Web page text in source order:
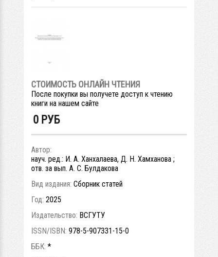
СТОИМОСТЬ ОНЛАЙН ЧТЕНИЯ
После покупки вы получете доступ к чтению
книги на нашем сайте
0 РУБ
Автор:
науч. ред.: И. А. Ханхалаева, Д. Н. Хамханова ;
отв. за вып. А. С. Булдакова
Вид издания: Сборник статей
Год: 2025
Издательство: ВСГУТУ
ISSN/ISBN: 978-5-907331-15-0
ББК: *